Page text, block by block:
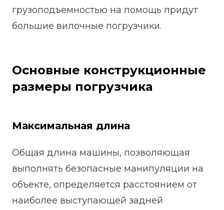
грузоподъемностью на помощь придут
большие вилочные погрузчики.
Основные конструкционные
размеры погрузчика
Максимальная длина
Общая длина машины, позволяющая
выполнять безопасные манипуляции на
объекте, определяется расстоянием от
наиболее выступающей задней